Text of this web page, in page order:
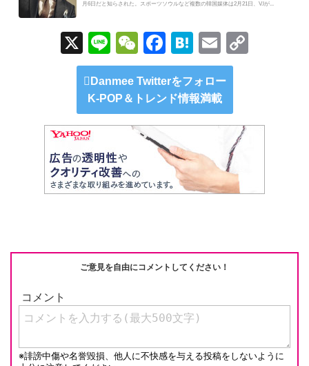
月6日だと知らされた。スポーツソウルなど複数の韓国媒体は2月21日、V.Iが...
X
Li
n
e
W
e
C
h
at
F
a
c
e
b
o
o
k
H
at
e
n
a
E
m
ail
Li
Danmee Twitterをフォロー
K-POP＆トレンド情報満載
ご意見を自由にコメントしてください！